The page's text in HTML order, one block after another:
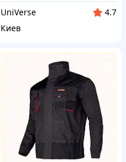
UniVerse
4.7
Киев